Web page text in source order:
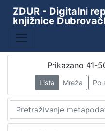
ZDUR - Digitalni
knjižnice
Prikazano 41-
Lista Mreža Po